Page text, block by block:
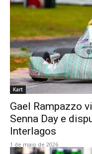
Kart
Gael Rampazzo
Senna Day e
Interlagos
1 de maio de 2026